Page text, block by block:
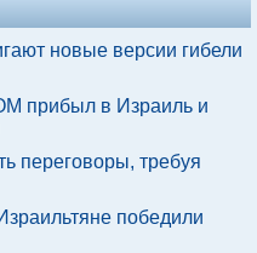
новые версии гибели
прибыл в Израиль и
переговоры, требуя
победили